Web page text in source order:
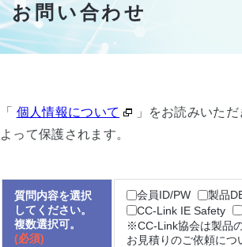
お問い合わせ
「 個人情報について
」をお読みいた
よって保護されます。
質問内容を選択
してください。
複数選択可。
(必須)
会員ID/PW 製品
CC-Link IE Safety
※CC-Link協会は製品
お見積りのご依頼につ